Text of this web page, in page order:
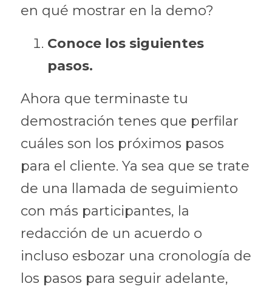
en qué mostrar en la demo?
Conoce los siguientes
pasos.
Ahora que terminaste tu
demostración tenes que perfilar
cuáles son los próximos pasos
para el cliente. Ya sea que se trate
de una llamada de seguimiento
con más participantes, la
redacción de un acuerdo o
incluso esbozar una cronología de
los pasos para seguir adelante,